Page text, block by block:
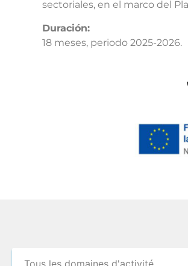
sectoriales, en el marco del
Duración:
18 meses, periodo 2025-2026.